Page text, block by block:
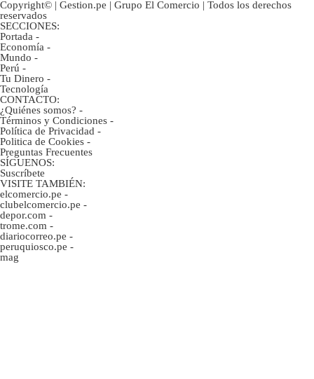
Copyright© | Gestion.pe | Grupo El Comercio | Todos los derechos
reservados
SECCIONES:
Portada -
Economía -
Mundo -
Perú -
Tu Dinero -
Tecnología
CONTACTO:
¿Quiénes somos? -
Términos y Condiciones -
Política de Privacidad -
Politica de Cookies -
Preguntas Frecuentes
SÍGUENOS:
Suscríbete
VISITE TAMBIÉN:
elcomercio.pe -
clubelcomercio.pe -
depor.com -
trome.com -
diariocorreo.pe -
peruquiosco.pe -
mag